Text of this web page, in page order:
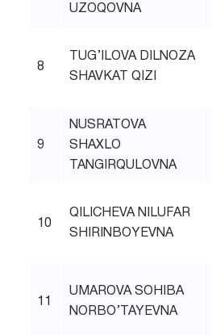
UZOQOVNA
8
TUG’ILOVA DILNOZA
SHAVKAT QIZI
9
NUSRATOVA
SHAXLO
TANGIRQULOVNA
10
QILICHEVA NILUFAR
SHIRINBOYEVNA
11
UMAROVA SOHIBA
NORBO’TAYEVNA